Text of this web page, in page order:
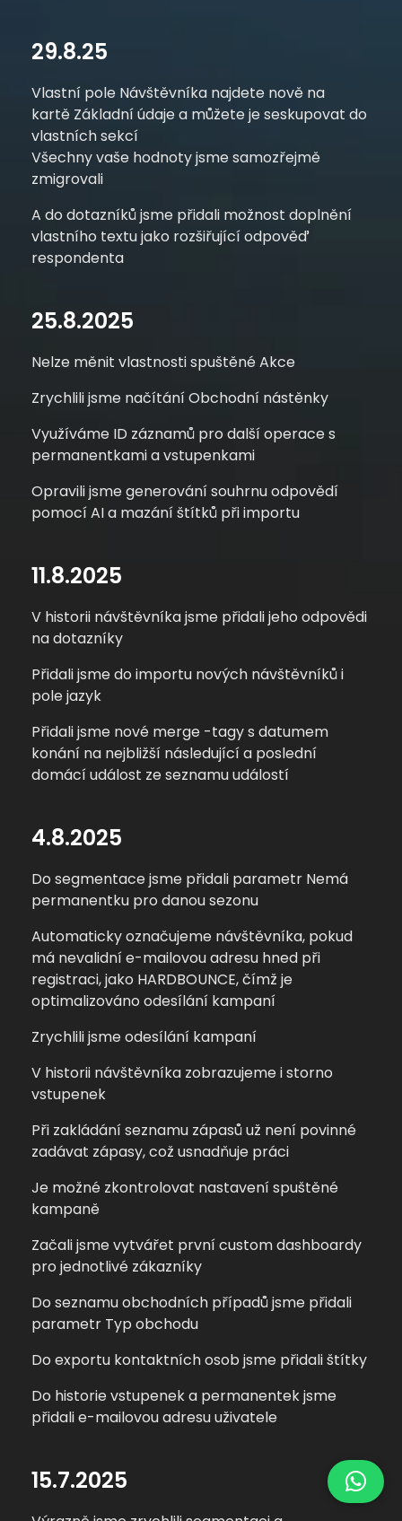
29.8.25
Vlastní pole Návštěvníka najdete nově na
kartě Základní údajea můžete je seskupovat do
vlastních sekcí
Všechny vaše hodnoty jsme samozřejmě
zmigrovali
A do dotazníků jsme přidali možnost doplnění
vlastního textu jako rozšiřující odpověď
respondenta
25.8.2025
Nelze měnit vlastnosti spuštěné Akce
Zrychlili jsme načítání Obchodní nástěnky
Využíváme ID záznamů pro další operace s
permanentkami a vstupenkami
Opravili jsme generování souhrnu odpovědí
pomocí AI a mazání štítků při importu
11.8.2025
V historii návštěvníka jsme přidali jeho odpovědi
na dotazníky
Přidali jsme do importu nových návštěvníků i
pole jazyk
Přidali jsme nové merge -tagy s datumem
konání na nejbližší následující a poslední
domácí událost ze seznamu událostí
4.8.2025
Do segmentace jsme přidali parametr Nemá
permanentku pro danou sezonu
Automaticky označujeme návštěvníka, pokud
má nevalidní e-mailovou adresu hned při
registraci, jako HARDBOUNCE, čímž je
optimalizováno odesílání kampaní
Zrychlili jsme odesílání kampaní
V historii návštěvníka zobrazujeme i storno
vstupenek
Při zakládání seznamu zápasů už není povinné
zadávat zápasy, což usnadňuje práci
Je možné zkontrolovat nastavení spuštěné
kampaně
Začali jsme vytvářet první custom dashboardy
pro jednotlivé zákazníky
Do seznamu obchodních případů jsme přidali
parametr Typ obchodu
Do exportu kontaktních osob jsme přidali štítky
Do historie vstupenek a permanentek jsme
přidali e-mailovou adresu uživatele
15.7.2025